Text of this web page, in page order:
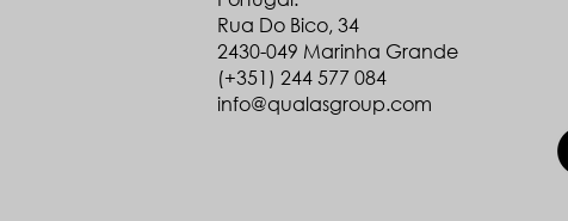
Rua Do Bico, 34
2430-049 Marinha Grande
(+351) 244 577 084
info@qualasgroup.com